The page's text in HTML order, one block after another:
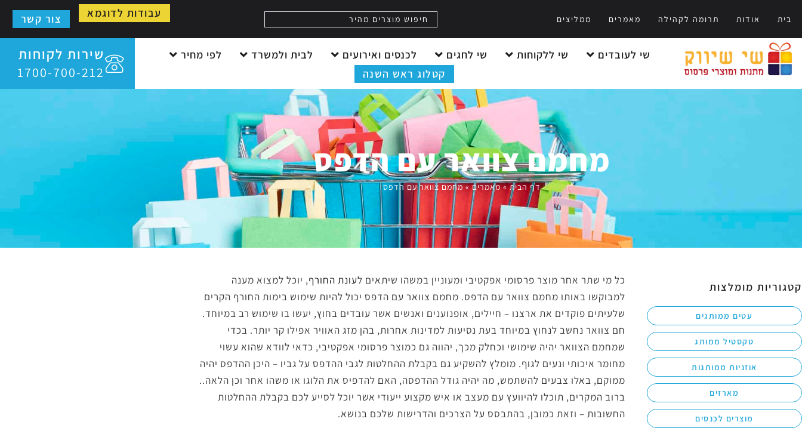
בית אודות תרומה לקהילה מאמרים ממליצים עבודות לדוגמא צור קשר
שי לעובדים שי ללקוחות שי לחגים לכנסים ואירועים לבית ולמשרד
לפי מחיר
קטלוג ראש השנה
שירות לקוחות
1700-700-212
מחמם צוואר עם הדפס
דף הבית»מאמרים»מחמם צוואר עם הדפס
קטגוריות מומלצות
עטים ממותגים
טקסטיל ממותג
אוזניות ממותגות
מארזים
מוצרים לכנסים
כל מי שתר אחר מוצר פרסומי אפקטיבי ומעוניין במשהו שיתאים לעונת החורף, יוכל למצוא מענה
למבוקשו באותו מחמם צוואר עם הדפס. מחמם צוואר עם הדפס יכול להיות שימוש בימות החורף הקרים
שלעיתים פוקדים את ארצנו – חיילים, אופנוענים ואנשים אשר עובדים בחוץ, יעשו בו שימוש רב במיוחד.
חם צוואר נחשב לנחוץ במיוחד בעת נסיעות למדינות אחרות, בהן מזג האוויר אפילו קר יותר. בכדי
שמחמם הצוואר יהיה שימושי וכחלק מכך, יהווה גם כמוצר פרסומי אפקטיבי, כדאי לוודא שהוא עשוי
מחומר איכותי ונעים לגוף. מומלץ להשקיע גם בקבלת ההחלטות לגבי ההדפס על גביו – היכן ההדפס יהיה
ממוקם, באלו צבעים להשתמש, מה יהיה גודל ההדפסה, האם להדפיס את הלוגו או משהו אחר וכן הלאה..
ברוב המקרים, תוכלו להיוועץ עם מעצב או איש מקצוע ייעודי אשר יוכל לסייע לכם בקבלת ההחלטות
החשובות – וזאת כמובן, בהתבסס על הצרכים והדרישות שלכם בנושא.